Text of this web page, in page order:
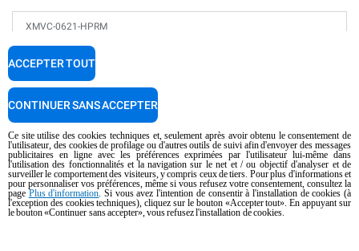
XMVC-0621-HPRM
CHEFTOP MIND.Maps™
COUNTERTOP
6 GN 2/1 niveaux
Panneau numérique
Control d'humidité
Connectivité et IoT
Lavage automatique
Programmes automatiques
Ce site utilise des cookies techniques et, seulement après avoir obtenu le consentement de
l'utilisateur, des cookies de profilage ou d'autres outils de suivi afin d'envoyer des messages
publicitaires en ligne avec les préférences exprimées par l'utilisateur lui-même dans
l'utilisation des fonctionnalités et la navigation sur le net et / ou objectif d'analyser et de
surveiller le comportement des visiteurs, y compris ceux de tiers. Pour plus d'informations et
pour personnaliser vos préférences, même si vous refusez votre consentement, consultez la
page Plus d'information. Si vous avez l'intention de consentir à l'installation de cookies (à
l'exception des cookies techniques), cliquez sur le bouton «Accepter tout». En appuyant sur
le bouton «Continuer sans accepter», vous refusez l'installation de cookies.
ACCEPTER TOUT
CONTINUER SANS ACCEPTER